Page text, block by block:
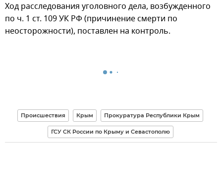
Ход расследования уголовного дела, возбужденного
по ч. 1 ст. 109 УК РФ (причинение смерти по
неосторожности), поставлен на контроль.
Происшествия Крым Прокуратура Республики Крым
ГСУ СК России по Крыму и Севастополю